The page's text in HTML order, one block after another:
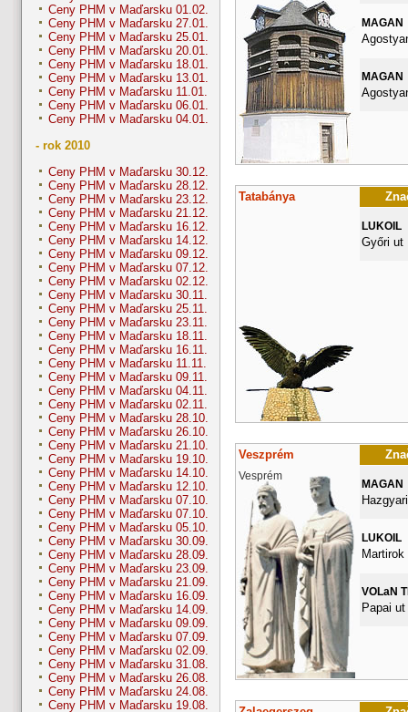
Ceny PHM v Maďarsku 01.02.
Ceny PHM v Maďarsku 27.01.
Ceny PHM v Maďarsku 25.01.
Ceny PHM v Maďarsku 20.01.
Ceny PHM v Maďarsku 18.01.
Ceny PHM v Maďarsku 13.01.
Ceny PHM v Maďarsku 11.01.
Ceny PHM v Maďarsku 06.01.
Ceny PHM v Maďarsku 04.01.
- rok 2010
Ceny PHM v Maďarsku 30.12.
Ceny PHM v Maďarsku 28.12.
Ceny PHM v Maďarsku 23.12.
Ceny PHM v Maďarsku 21.12.
Ceny PHM v Maďarsku 16.12.
Ceny PHM v Maďarsku 14.12.
Ceny PHM v Maďarsku 09.12.
Ceny PHM v Maďarsku 07.12.
Ceny PHM v Maďarsku 02.12.
Ceny PHM v Maďarsku 30.11.
Ceny PHM v Maďarsku 25.11.
Ceny PHM v Maďarsku 23.11.
Ceny PHM v Maďarsku 18.11.
Ceny PHM v Maďarsku 16.11.
Ceny PHM v Maďarsku 11.11.
Ceny PHM v Maďarsku 09.11.
Ceny PHM v Maďarsku 04.11.
Ceny PHM v Maďarsku 02.11.
Ceny PHM v Maďarsku 28.10.
Ceny PHM v Maďarsku 26.10.
Ceny PHM v Maďarsku 21.10.
Ceny PHM v Maďarsku 19.10.
Ceny PHM v Maďarsku 14.10.
Ceny PHM v Maďarsku 12.10.
Ceny PHM v Maďarsku 07.10.
Ceny PHM v Maďarsku 07.10.
Ceny PHM v Maďarsku 05.10.
Ceny PHM v Maďarsku 30.09.
Ceny PHM v Maďarsku 28.09.
Ceny PHM v Maďarsku 23.09.
Ceny PHM v Maďarsku 21.09.
Ceny PHM v Maďarsku 16.09.
Ceny PHM v Maďarsku 14.09.
Ceny PHM v Maďarsku 09.09.
Ceny PHM v Maďarsku 07.09.
Ceny PHM v Maďarsku 02.09.
Ceny PHM v Maďarsku 31.08.
Ceny PHM v Maďarsku 26.08.
Ceny PHM v Maďarsku 24.08.
Ceny PHM v Maďarsku 19.08.
MAGAN
MAGAN
Tatabánya
LUKOIL
Győri ut
Veszprém
Vesprém
MAGAN
LUKOIL
VOLaN
Papai ut